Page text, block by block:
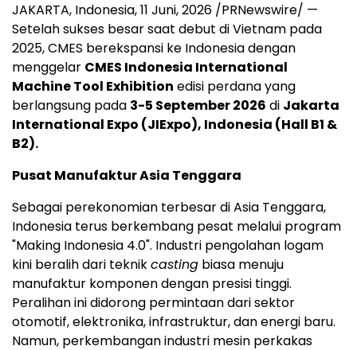
JAKARTA, Indonesia,11 Juni, 2026 /PRNewswire/ —
Setelah sukses besar saat debut di Vietnam pada
2025, CMES berekspansi ke Indonesia dengan
menggelar CMES Indonesia International
Machine Tool Exhibition edisi perdana yang
berlangsung pada 3-5 September 2026 di Jakarta
International Expo (JIExpo), Indonesia (Hall B1 &
B2).
Pusat Manufaktur Asia Tenggara
Sebagai perekonomian terbesar di Asia Tenggara,
Indonesia terus berkembang pesat melalui program
"Making Indonesia 4.0". Industri pengolahan logam
kini beralih dari teknikcasting biasa menuju
manufaktur komponen dengan presisi tinggi.
Peralihan ini didorong permintaan dari sektor
otomotif, elektronika, infrastruktur, dan energi baru.
Namun, perkembangan industri mesin perkakas